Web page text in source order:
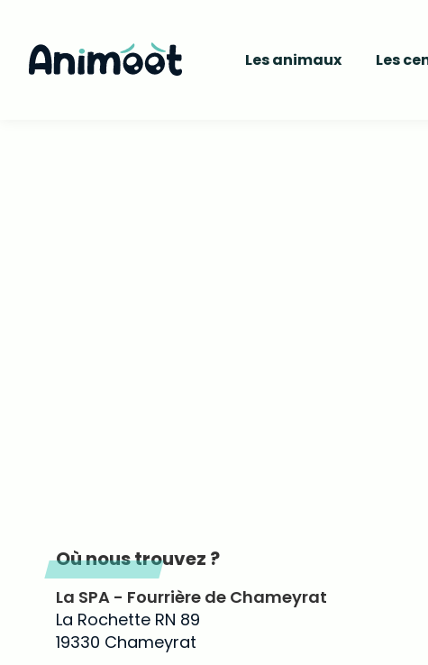
Les animaux Les
Où nous trouvez ?
La SPA - Fourrière de Chameyrat
La Rochette RN 89
19330 Chameyrat